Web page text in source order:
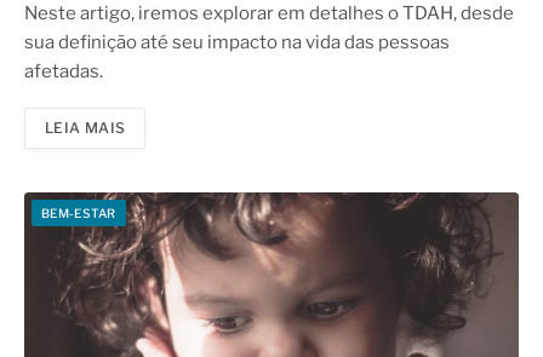
Neste artigo, iremos explorar em detalhes o TDAH, desde
sua definição até seu impacto na vida das pessoas
afetadas.
LEIA MAIS
BEM-ESTAR